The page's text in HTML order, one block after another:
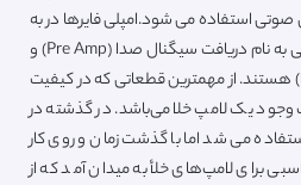
صوتی استفاده می شود.امپلی فایرها در به
طور عمده دارای دو مدار الکتریکی به نام دریافت سیگنال صدا (Pre Amp) و
تقویت کنندهٔ صدا (Power Amp) هستند. از مهمترین قطعاتی که در کیفیت
یک لامپ خلا می‌باشد. در گذشته در
می شد اما با گذشت زمان و روی کار
برای لامپ‌های خلأ به میدان آمد که از